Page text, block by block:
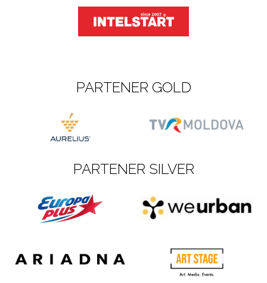
PARTENER GOLD
PARTENER SILVER